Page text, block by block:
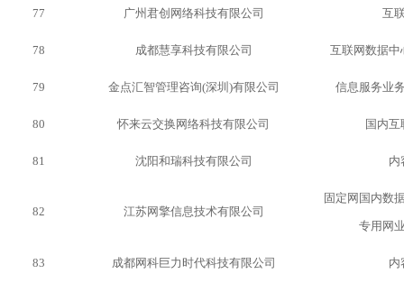
77 广州君创网络科技有限公司 互
78 成都慧享科技有限公司 互联网数据中
79 金点汇智管理咨询(深圳 )有限公司 信息服务业
80 怀来云交换网络科技有限公司 国内
81 沈阳和瑞科技有限公司 内
82 江苏网擎信息技术有限公司
固定网国内数
专用网
83 成都网科巨力时代科技有限公司 内